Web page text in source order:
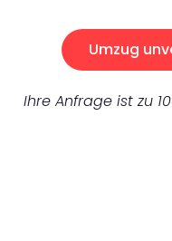
Umzug
Ihre Anfrage ist zu